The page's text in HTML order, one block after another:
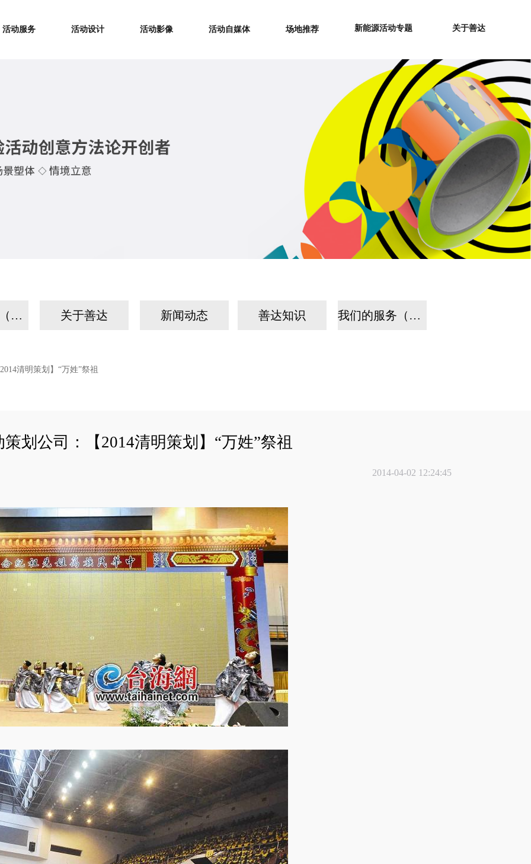
活动服务 活动设计 活动影像 活动自媒体 场地推荐 新能源活动专题 关于善达
我们的故事（手机） 关于善达 新闻动态 善达知识 我们的服务（手机）
清明策划】“万姓”祭祖
策划公司：【2014清明策划】“万姓”祭祖
2014-04-02 12:24:45